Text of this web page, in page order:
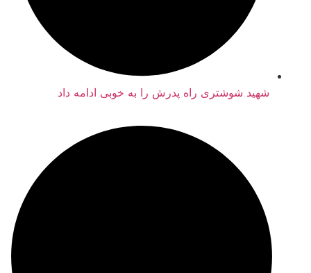
شوشتری راه پدرش را به خوبی ادامه داد